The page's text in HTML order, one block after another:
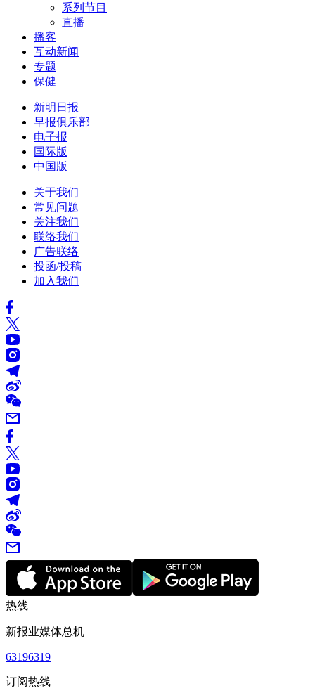
系列节目
直播
播客
互动新闻
专题
保健
新明日报
早报俱乐部
电子报
国际版
中国版
关于我们
常见问题
关注我们
联络我们
广告联络
投函/投稿
加入我们
热线
新报业媒体总机
63196319
订阅热线